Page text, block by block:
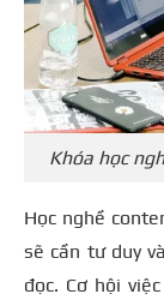
Khóa học
Học nghề
sẽ cần tư duy
đọc. Cơ hội